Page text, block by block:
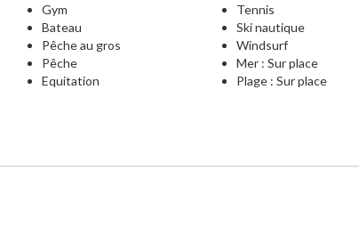
Gym
Bateau
Pêche au gros
Pêche
Equitation
Tennis
Ski nautique
Windsurf
Mer : Sur place
Plage : Sur place